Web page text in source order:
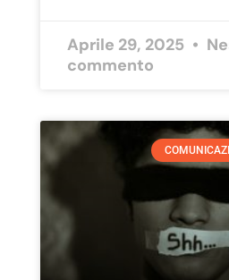
Aprile 29, 2025
commento